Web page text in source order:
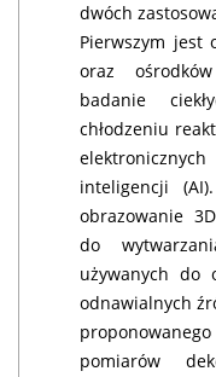
dwóch
Pierwszym jest
oraz
badanie
chłodzeniu
inteligencji
obrazowanie
do
używanych do
odnawialnych
pomiarów